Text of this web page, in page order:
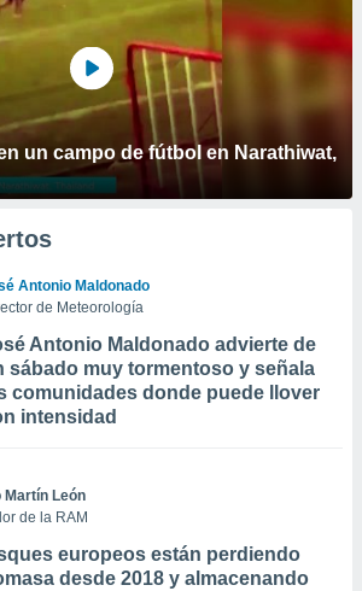
un campo de fútbol en Narathiwat,
Antonio Maldonado
de Meteorología
Antonio Maldonado advierte de
sábado muy tormentoso y señala
comunidades donde puede llover
intensidad
Martín León
de la RAM
europeos están perdiendo
desde 2018 y almacenando